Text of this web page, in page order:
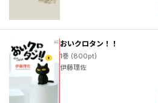
おいクロタン！！
1巻 (800pt)
伊藤理佐